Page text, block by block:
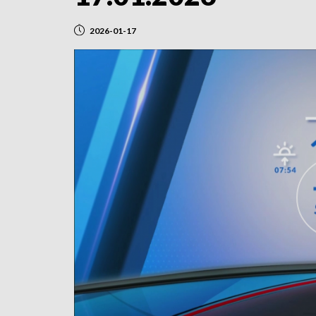
2026-01-17